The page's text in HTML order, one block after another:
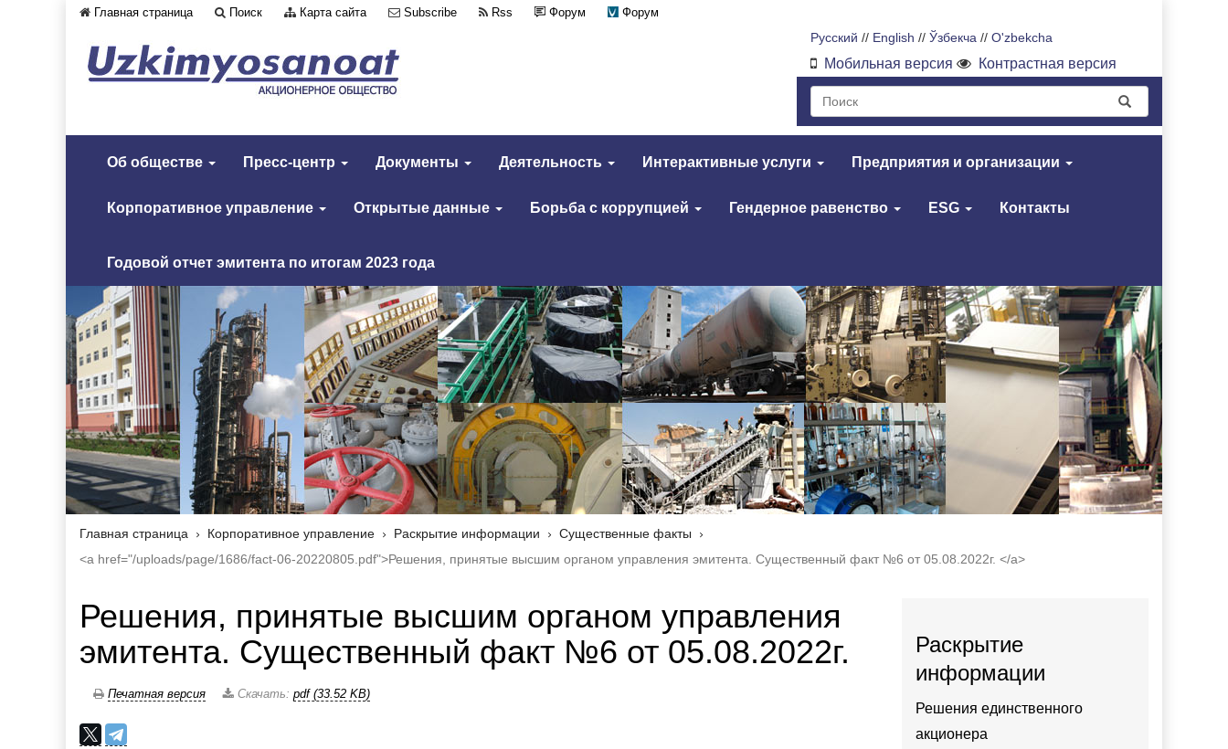
Главная страница Поиск Карта сайта Subscribe Rss Форум
Форум
Русский // English // Ўзбекча // O'zbekcha
Мобильная версия Контрастная версия
Об обществе Пресс-центр Документы Деятельность Интерактивные услуги Предприятия и организации
Корпоративное управление Открытые данные Борьба с коррупцией Гендерное равенство ESG Контакты
Годовой отчет эмитента по итогам 2023 года
Главная страница Корпоративное управление Раскрытие информации
Существенные факты
<a href="/uploads/page/1686/fact-06-20220805.pdf">Решения, принятые высшим органом управления эмитента. Существенный факт №6 от 05.08.2022г. </a>
Решения, принятые высшим органом управления
эмитента. Существенный факт №6 от 05.08.2022г.
Печатная версия Скачать: pdf (33.52 KB)
Раскрытие
информации
Решения единственного
акционера